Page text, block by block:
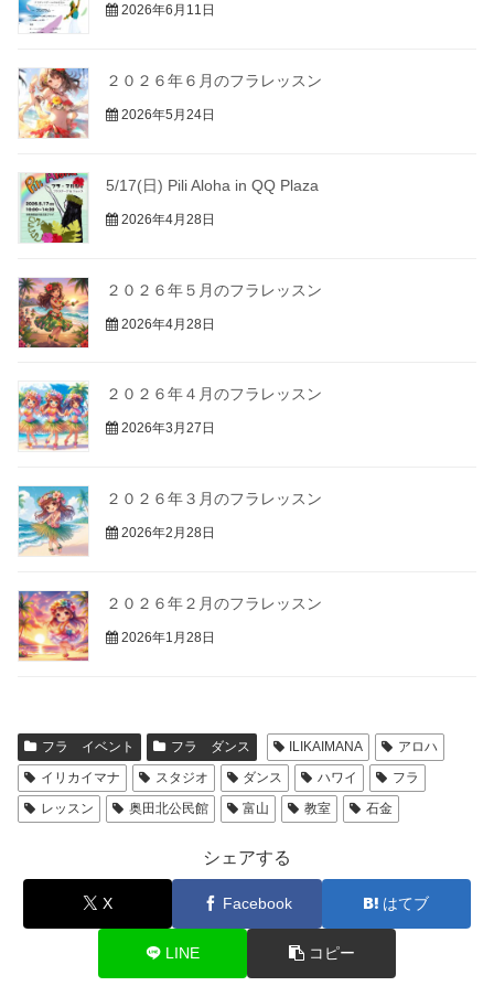
2026年6月11日
２０２６年６月のフラレッスン
2026年5月24日
5/17(日) Pili Aloha in QQ Plaza
2026年4月28日
２０２６年５月のフラレッスン
2026年4月28日
２０２６年４月のフラレッスン
2026年3月27日
２０２６年３月のフラレッスン
2026年2月28日
２０２６年２月のフラレッスン
2026年1月28日
フラ イベント フラ ダンス ILIKAIMANA
アロハ
イリカイマナ
スタジオ ダンス ハワイ
フラ
レッスン
奥田北公民館 富山 教室 石金
シェアする
X Facebook はてブ
LINE コピー